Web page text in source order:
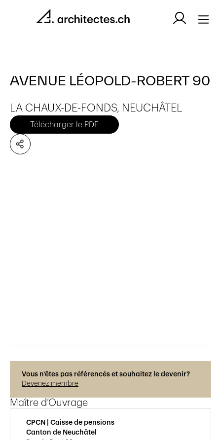
AVENUE LÉOPOLD-ROBERT 90
LA CHAUX-DE-FONDS, NEUCHÂTEL
Télécharger le PDF
Vous n’êtes pas référencés et souhaitez le devenir?
Devenez membre
Maître d’Ouvrage
CPCN | Caisse de pensions
Canton de Neuchâtel